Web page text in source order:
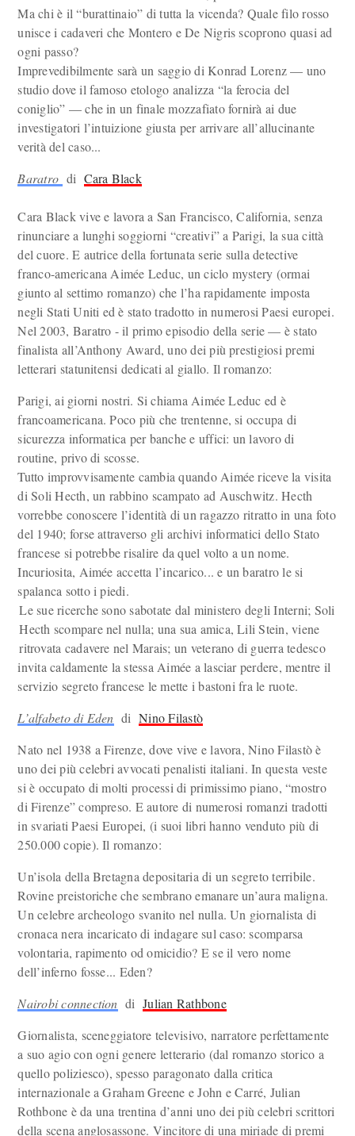
Ma chi è il “burattinaio” di tutta la vicenda? Quale filo rosso
unisce i cadaveri che Montero e De Nigris scoprono quasi ad
ogni passo?
Imprevedibilmente sarà un saggio di Konrad Lorenz — uno
studio dove il famoso etologo analizza “la ferocia del
coniglio” — che in un finale mozzafiato fornirà ai due
investigatori l’intuizione giusta per arrivare all’allucinante
verità del caso...
Baratro di Cara Black
Cara Black vive e lavora a San Francisco, California, senza
rinunciare a lunghi soggiorni “creativi” a Parigi, la sua città
del cuore. E autrice della fortunata serie sulla detective
franco-americana Aimée Leduc, un ciclo mystery (ormai
giunto al settimo romanzo) che l’ha rapidamente imposta
negli Stati Uniti ed è stato tradotto in numerosi Paesi europei.
Nel 2003, Baratro - il primo episodio della serie — è stato
finalista all’Anthony Award, uno dei più prestigiosi premi
letterari statunitensi dedicati al giallo. Il romanzo:
Parigi, ai giorni nostri. Si chiama Aimée Leduc ed è
francoamericana. Poco più che trentenne, si occupa di
sicurezza informatica per banche e uffici: un lavoro di
routine, privo di scosse.
Tutto improvvisamente cambia quando Aimée riceve la visita
di Soli Hecth, un rabbino scampato ad Auschwitz. Hecth
vorrebbe conoscere l’identità di un ragazzo ritratto in una foto
del 1940; forse attraverso gli archivi informatici dello Stato
francese si potrebbe risalire da quel volto a un nome.
Incuriosita, Aimée accetta l’incarico... e un baratro le si
spalanca sotto i piedi.
Le sue ricerche sono sabotate dal ministero degli Interni; Soli
Hecth scompare nel nulla; una sua amica, Lili Stein, viene
ritrovata cadavere nel Marais; un veterano di guerra tedesco
invita caldamente la stessa Aimée a lasciar perdere, mentre il
servizio segreto francese le mette i bastoni fra le ruote.
L’alfabeto di Eden diNino Filastò
Nato nel 1938 a Firenze, dove vive e lavora, Nino Filastò è
uno dei più celebri avvocati penalisti italiani. In questa veste
si è occupato di molti processi di primissimo piano, “mostro
di Firenze” compreso. E autore di numerosi romanzi tradotti
in svariati Paesi Europei, (i suoi libri hanno venduto più di
250.000 copie). Il romanzo:
Un’isola della Bretagna depositaria di un segreto terribile.
Rovine preistoriche che sembrano emanare un’aura maligna.
Un celebre archeologo svanito nel nulla. Un giornalista di
cronaca nera incaricato di indagare sul caso: scomparsa
volontaria, rapimento od omicidio? E se il vero nome
dell’inferno fosse... Eden?
Nairobi connection diJulian Rathbone
Giornalista, sceneggiatore televisivo, narratore perfettamente
a suo agio con ogni genere letterario (dal romanzo storico a
quello poliziesco), spesso paragonato dalla critica
internazionale a Graham Greene e John e Carré, Julian
Rothbone è da una trentina d’anni uno dei più celebri scrittori
della scena anglosassone. Vincitore di una miriade di premi